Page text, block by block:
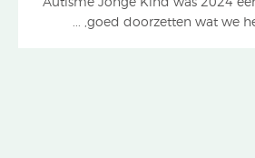
Autisme Jonge Kind was 2024
goed doorzetten wat we